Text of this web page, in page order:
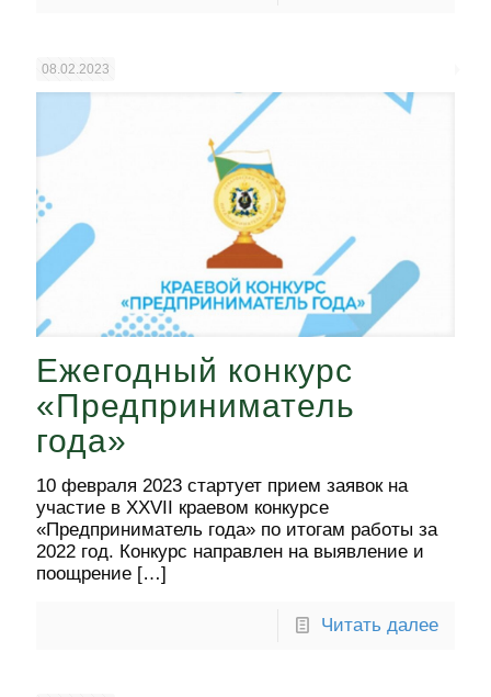
08.02.2023
Ежегодный конкурс
«Предприниматель
года»
10 февраля 2023 стартует прием заявок на
участие в XXVII краевом конкурсе
«Предприниматель года» по итогам работы за
2022 год. Конкурс направлен на выявление и
поощрение […]
Читать далее